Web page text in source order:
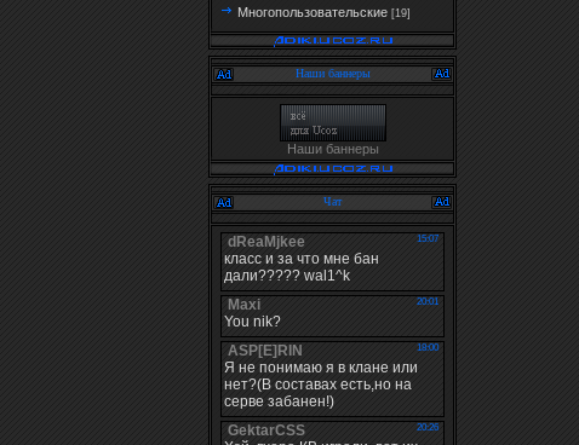
Многопользовательские [19]
Наши баннеры
Наши баннеры
Чат